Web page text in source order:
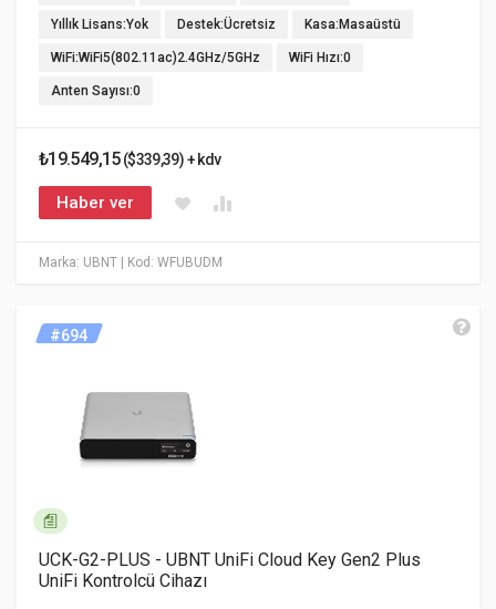
Marka: UBNT | Kod: WFUBUDM
Yıllık Lisans:Yok Destek:Ücretsiz Kasa:Masaüstü
WiFi:WiFi5(802.11ac)2.4GHz/5GHz WiFi Hızı:0
Anten Sayısı:0
₺19.549,15($339,39) + kdv
Haber ver
#694
UCK-G2-PLUS - UBNT UniFi Cloud Key Gen2 Plus
UniFi Kontrolcü Cihazı